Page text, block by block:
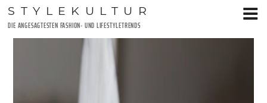
Zum
Inhalt
STYLEKULTUR
DIE ANGESAGTESTEN FASHION- UND LIFESTYLETRENDS